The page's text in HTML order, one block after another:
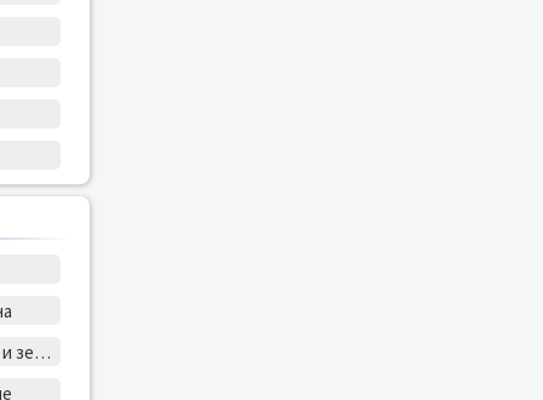
Геодезия, картография и землеустройства